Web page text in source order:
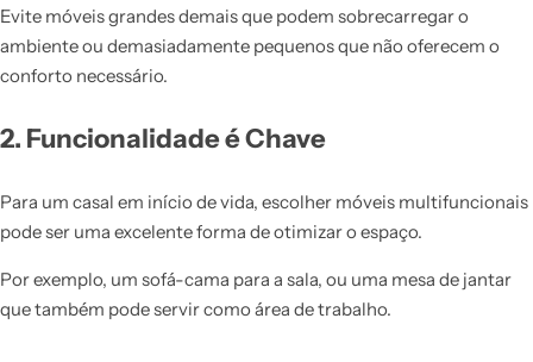
Evite móveis grandes demais que podem sobrecarregar o
ambiente ou demasiadamente pequenos que não oferecem o
conforto necessário.
2. Funcionalidade é Chave
Para um casal em início de vida, escolher móveis multifuncionais
pode ser uma excelente forma de otimizar o espaço.
Por exemplo, um sofá-cama para a sala, ou uma mesa de jantar
que também pode servir como área de trabalho.